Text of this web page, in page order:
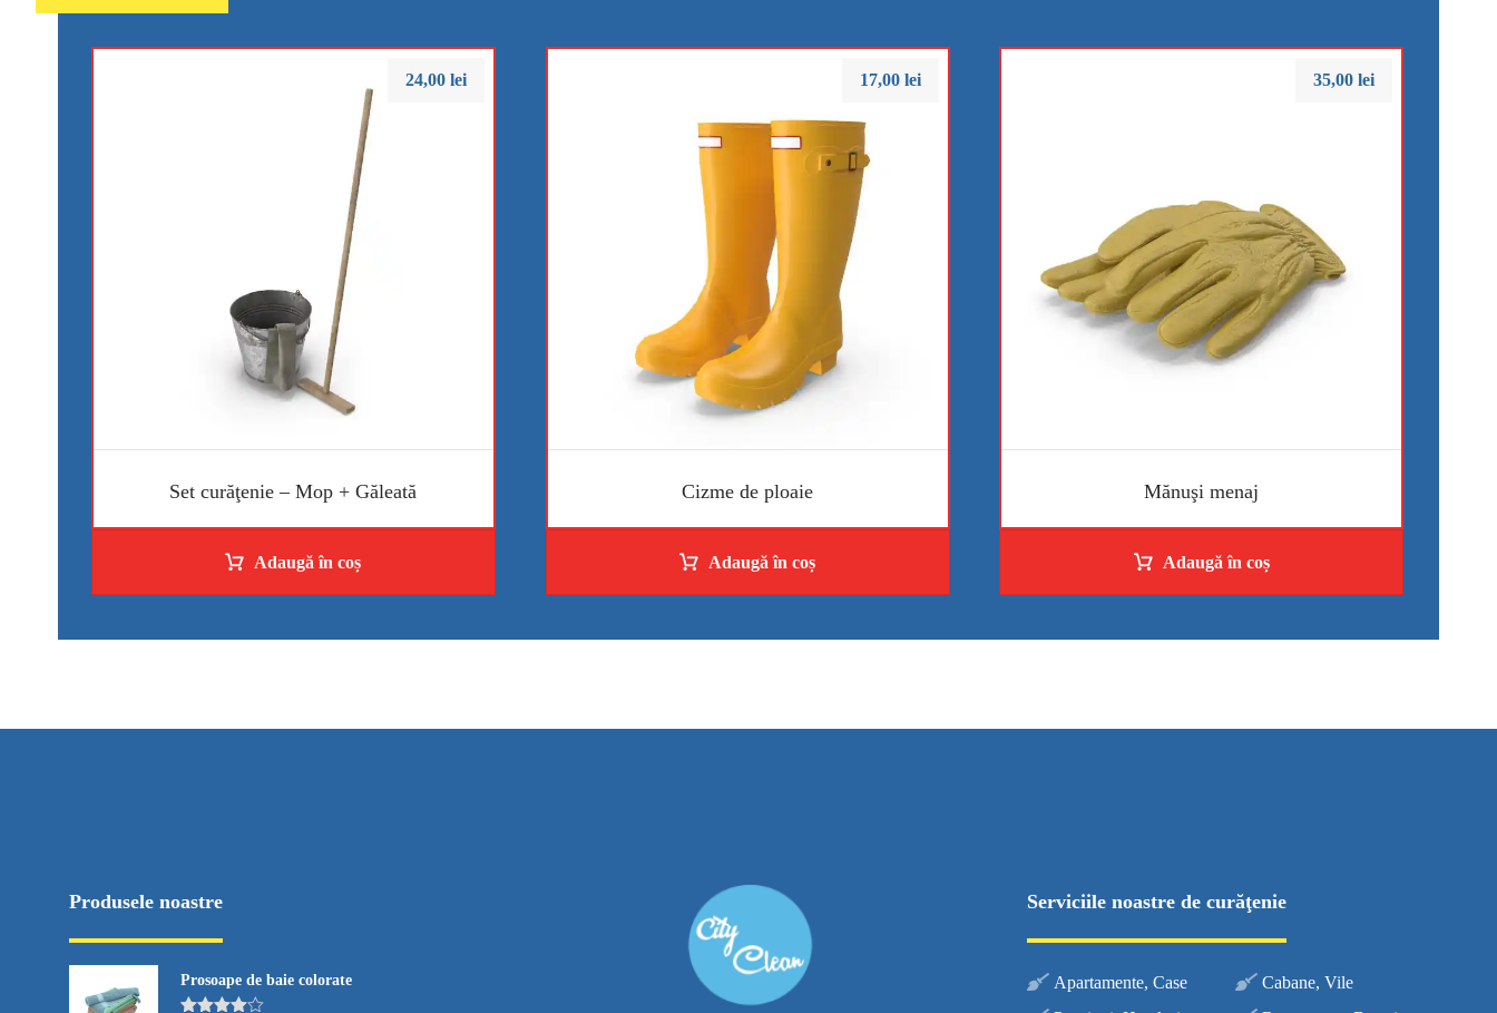
Set curăţenie – Mop + Găleată
24,00 lei
Adaugă în coș
Cizme de ploaie
17,00 lei
Adaugă în coș
Mănuşi menaj
35,00lei
Adaugă în coș
Produsele noastre
Prosoape de baie colorate
Serviciile noastre de curăţenie
Apartamente, Case
Cabane, Vile